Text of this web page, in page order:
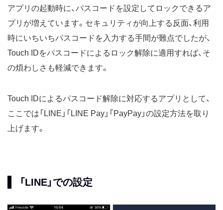
アプリの起動時に、パスコードを設定してロックできるア
プリが増えています。セキュリティが向上する反面、利用
時にいちいちパスコードを入力する手間が難点でしたが、
Touch IDをパスコードによるロック解除に適用すれば、そ
の煩わしさも軽減できます。
Touch IDによるパスコード解除に対応するアプリとして、
ここでは「LINE」「LINE Pay」「PayPay」の設定方法を取り
上げます。
「LINE」での設定